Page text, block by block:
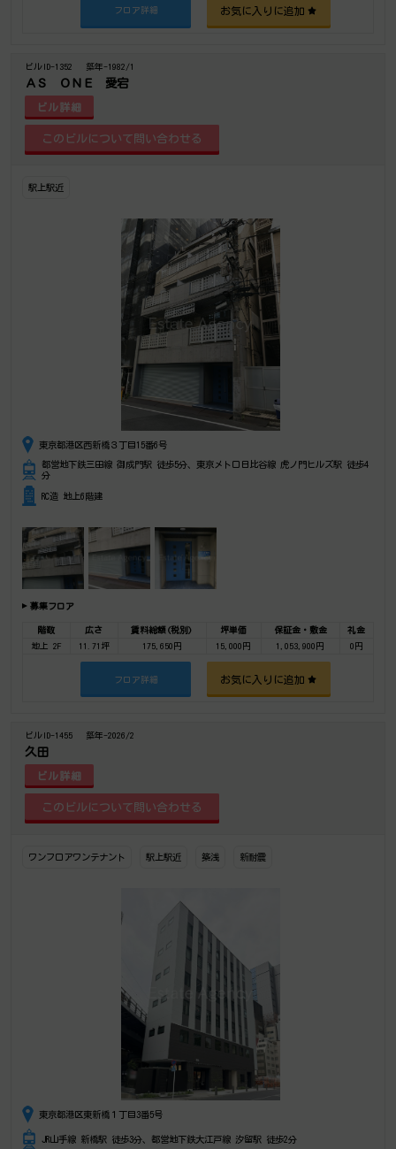
フロア詳細 お気に入りに追加
ビルID-1352 築年-1982/1
ＡＳ ＯＮＥ 愛宕
ビル詳細
駅上駅近
東京都港区西新橋３丁目15番6号
都営地下鉄三田線 御成門駅 徒歩5分、東京メトロ日比谷線 虎ノ門ヒルズ駅 徒歩4
分
RC造 地上6階建
募集フロア
階数 広さ 賃料総額(税別) 坪単価 保証金・敷金
礼金
地上 2F
11.71坪 175,650円 15,000円 1,053,900円 0円
フロア詳細 お気に入りに追加
ビルID-1455 築年-2026/2
久田
ビル詳細
ワンフロアワンテナント 駅上駅近 築浅 新耐震
東京都港区東新橋１丁目3番5号
JR山手線 新橋駅 徒歩3分、都営地下鉄大江戸線 汐留駅 徒歩2分